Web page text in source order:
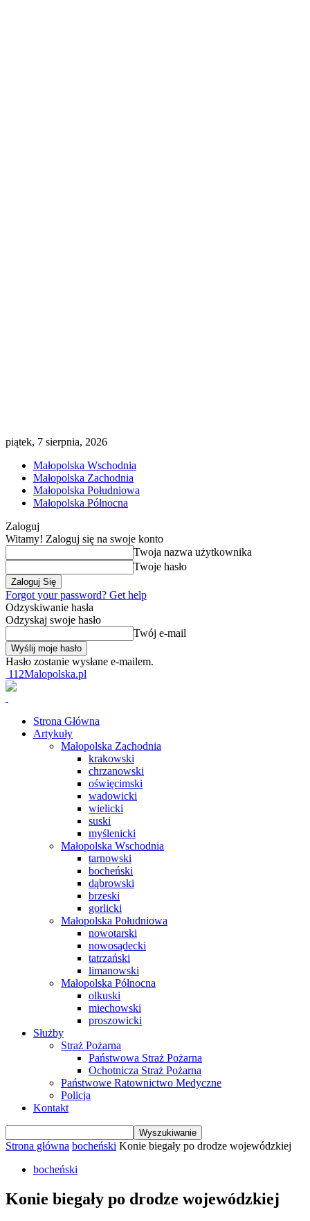
piątek, 7 sierpnia, 2026
Małopolska Wschodnia
Małopolska Zachodnia
Małopolska Południowa
Małopolska Północna
Zaloguj
Witamy! Zaloguj się na swoje konto
Twoja nazwa użytkownika
Twoje hasło
Forgot your password? Get help
Odzyskiwanie hasła
Odzyskaj swoje hasło
Twój e-mail
Hasło zostanie wysłane e-mailem.
112Malopolska.pl
Strona Główna
Artykuły
Małopolska Zachodnia
krakowski
chrzanowski
oświęcimski
wadowicki
wielicki
suski
myślenicki
Małopolska Wschodnia
tarnowski
bocheński
dąbrowski
brzeski
gorlicki
Małopolska Południowa
nowotarski
nowosądecki
tatrzański
limanowski
Małopolska Północna
olkuski
miechowski
proszowicki
Służby
Straż Pożarna
Państwowa Straż Pożarna
Ochotnicza Straż Pożarna
Państwowe Ratownictwo Medyczne
Policja
Kontakt
Strona główna bocheński Konie biegały po drodze wojewódzkiej
bocheński
Konie biegały po drodze wojewódzkiej